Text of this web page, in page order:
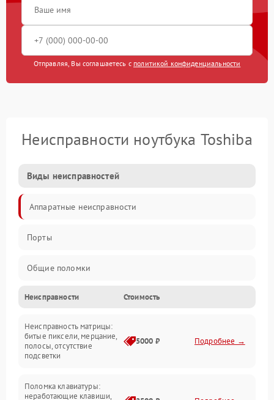
Отправляя, Вы соглашаетесь с политикой конфиденциальности
Неисправности ноутбука Toshiba
Виды неисправностей
Аппаратные неисправности
Порты
Общие поломки
Устройства
Программные ошибки
Электрические и системные сбои
Интерфейсные проблемы
Неисправности Стоимость
Неисправность матрицы:
битые пиксели, мерцание,
полосы, отсутствие
подсветки
5000 ₽ Подробнее →
Поломка клавиатуры:
неработающие клавиши,